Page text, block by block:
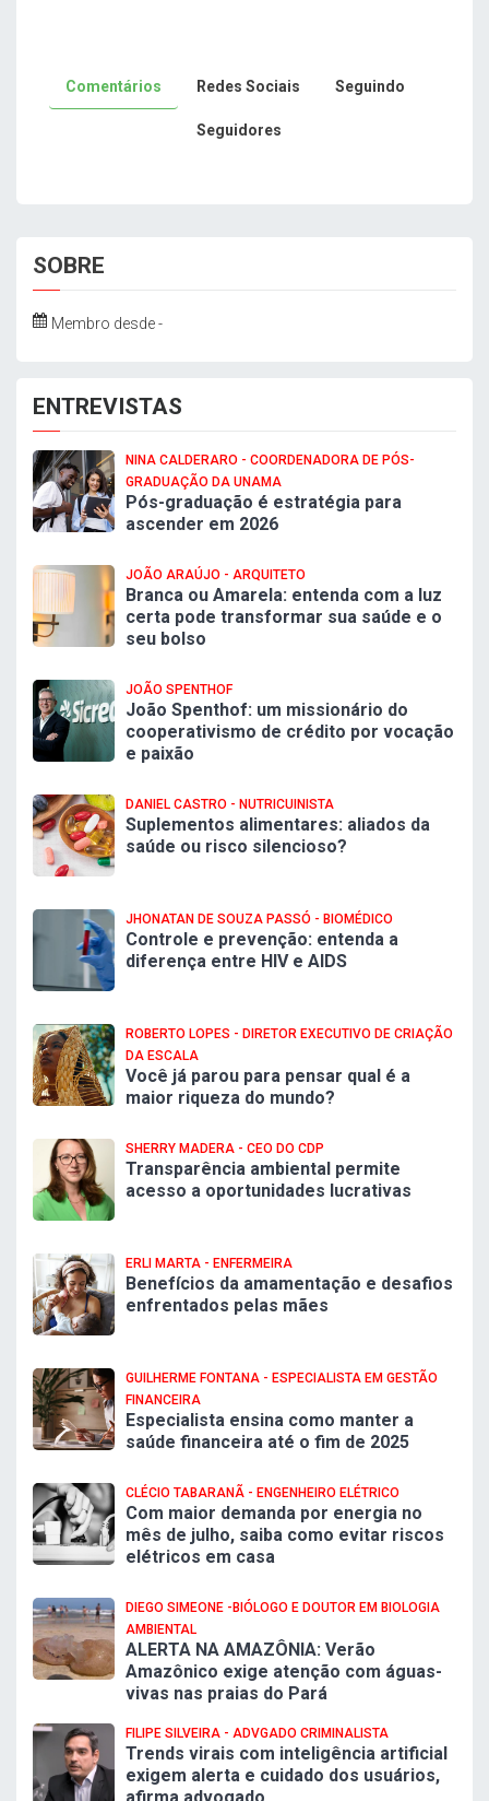
Comentários Redes Sociais Seguindo
Seguidores
SOBRE
Membro desde -
ENTREVISTAS
NINA CALDERARO - COORDENADORA DE PÓS-
GRADUAÇÃO DA UNAMA
Pós-graduação é estratégia para
ascender em 2026
JOÃO ARAÚJO - ARQUITETO
Branca ou Amarela: entenda com a luz
certa pode transformar sua saúde e o
seu bolso
JOÃO SPENTHOF
João Spenthof: um missionário do
cooperativismo de crédito por vocação
e paixão
DANIEL CASTRO - NUTRICUINISTA
Suplementos alimentares: aliados da
saúde ou risco silencioso?
JHONATAN DE SOUZA PASSÓ - BIOMÉDICO
Controle e prevenção: entenda a
diferença entre HIV e AIDS
ROBERTO LOPES - DIRETOR EXECUTIVO DE CRIAÇÃO
DA ESCALA
Você já parou para pensar qual é a
maior riqueza do mundo?
SHERRY MADERA - CEO DO CDP
Transparência ambiental permite
acesso a oportunidades lucrativas
ERLI MARTA - ENFERMEIRA
Benefícios da amamentação e desafios
enfrentados pelas mães
GUILHERME FONTANA - ESPECIALISTA EM GESTÃO
FINANCEIRA
Especialista ensina como manter a
saúde financeira até o fim de 2025
CLÉCIO TABARANÃ - ENGENHEIRO ELÉTRICO
Com maior demanda por energia no
mês de julho, saiba como evitar riscos
elétricos em casa
DIEGO SIMEONE -BIÓLOGO E DOUTOR EM BIOLOGIA
AMBIENTAL
ALERTA NA AMAZÔNIA: Verão
Amazônico exige atenção com águas-
vivas nas praias do Pará
FILIPE SILVEIRA - ADVGADO CRIMINALISTA
Trends virais com inteligência artificial
exigem alerta e cuidado dos usuários,